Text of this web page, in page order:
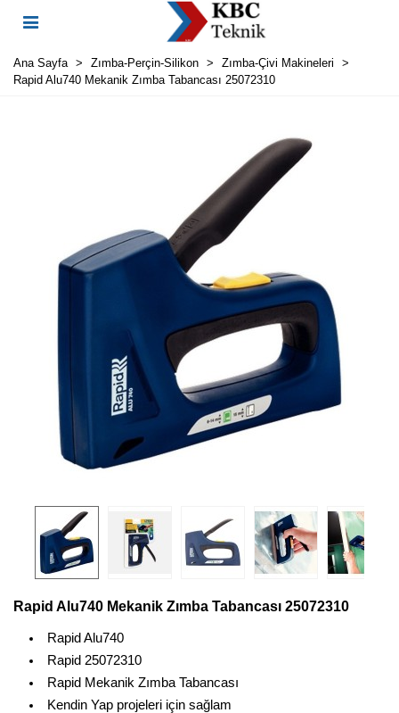
Ana Sayfa > Zımba-Perçin-Silikon > Zımba-Çivi Makineleri
>
Rapid Alu740 Mekanik Zımba Tabancası 25072310
Rapid Alu740 Mekanik Zımba Tabancası 25072310
Rapid Alu740
Rapid 25072310
Rapid Mekanik Zımba Tabancası
Kendin Yap projeleri için sağlam